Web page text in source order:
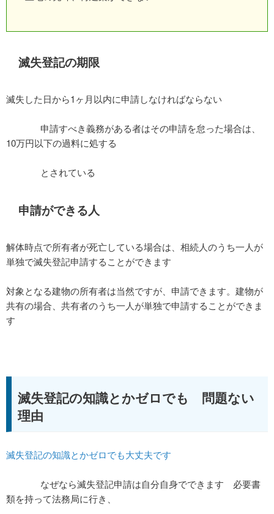
滅失登記の期限
滅失した日から1ヶ月以内に申請しなければならない
申請すべき義務がある者はその申請を怠った場合は、
10万円以下の過料に処する
とされている
申請ができる人
解体時点で所有者が死亡している場合は、相続人のうち一人が
単独で滅失登記申請することができます
対象となる建物の所有者は当然ですが、申請できます。建物が
共有の場合、共有者のうち一人が単独で申請することができま
す
滅失登記の知識とかゼロでも 問題ない
理由
滅失登記の知識とかゼロでも大丈夫です
なぜなら滅失登記申請は自分自身でできます 必要書
類を持って法務局に行き、